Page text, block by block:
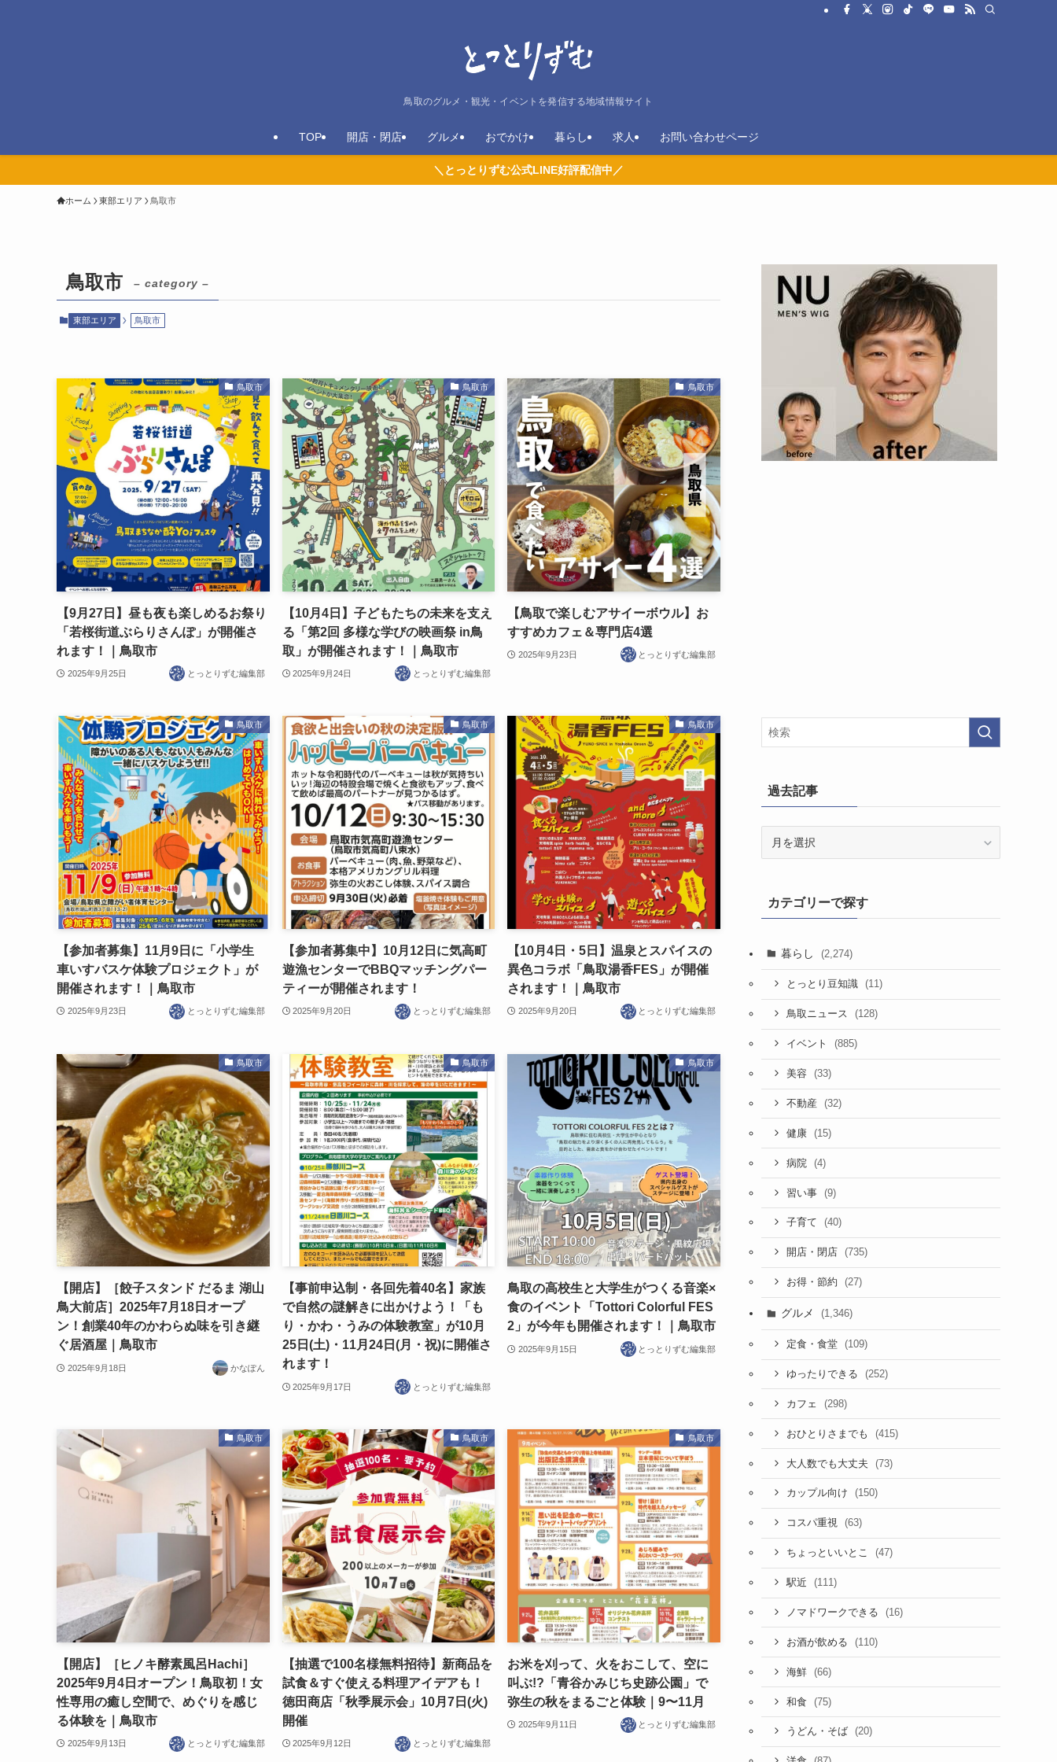
鳥取のグルメ・観光・イベントを発信する地域情報サイト
TOP 開店・閉店 グルメ おでかけ 暮らし 求人 お問い合わせページ
＼とっとりずむ公式LINE好評配信中／
ホーム 東部エリア 鳥取市
鳥取市 – category –
東部エリア 鳥取市
鳥取市
【9月27日】昼も夜も楽しめるお祭り
「若桜街道ぶらりさんぽ」が開催さ
れます！｜鳥取市
2025年9月25日 とっとりずむ編集部
鳥取市
【10月4日】子どもたちの未来を支え
る「第2回 多様な学びの映画祭 in鳥
取」が開催されます！｜鳥取市
2025年9月24日 とっとりずむ編集部
鳥取市
【鳥取で楽しむアサイーボウル】お
すすめカフェ＆専門店4選
2025年9月23日 とっとりずむ編集部
鳥取市
【参加者募集】11月9日に「小学生
車いすバスケ体験プロジェクト」が
開催されます！｜鳥取市
2025年9月23日 とっとりずむ編集部
鳥取市
【参加者募集中】10月12日に気高町
遊漁センターでBBQマッチングパー
ティーが開催されます！
2025年9月20日 とっとりずむ編集部
鳥取市
【10月4日・5日】温泉とスパイスの
異色コラボ「鳥取湯香FES」が開催
されます！｜鳥取市
2025年9月20日 とっとりずむ編集部
鳥取市
【開店】［餃子スタンド だるま 湖山
鳥大前店］2025年7月18日オープ
ン！創業40年のかわらぬ味を引き継
ぐ居酒屋｜鳥取市
2025年9月18日 かなぽん
鳥取市
【事前申込制・各回先着40名】家族
で自然の謎解きに出かけよう！「も
り・かわ・うみの体験教室」が10月
25日(土)・11月24日(月・祝)に開催さ
れます！
2025年9月17日 とっとりずむ編集部
鳥取市
鳥取の高校生と大学生がつくる音楽×
食のイベント「Tottori Colorful FES
2」が今年も開催されます！｜鳥取市
2025年9月15日 とっとりずむ編集部
鳥取市
【開店】［ヒノキ酵素風呂Hachi］
2025年9月4日オープン！鳥取初！女
性専用の癒し空間で、めぐりを感じ
る体験を｜鳥取市
2025年9月13日 とっとりずむ編集部
鳥取市
【抽選で100名様無料招待】新商品を
試食＆すぐ使える料理アイデアも！
徳田商店「秋季展示会」10月7日(火)
開催
2025年9月12日 とっとりずむ編集部
鳥取市
お米を刈って、火をおこして、空に
叫ぶ!?「青谷かみじち史跡公園」で
弥生の秋をまるごと体験｜9〜11月
2025年9月11日 とっとりずむ編集部
過去記事
カテゴリーで探す
暮らし (2,274)
とっとり豆知識 (11)
鳥取ニュース (128)
イベント (885)
美容 (33)
不動産 (32)
健康 (15)
病院 (4)
習い事 (9)
子育て (40)
開店・閉店 (735)
お得・節約 (27)
グルメ (1,346)
定食・食堂 (109)
ゆったりできる (252)
カフェ (298)
おひとりさまでも (415)
大人数でも大丈夫 (73)
カップル向け (150)
コスパ重視 (63)
ちょっといいとこ (47)
駅近 (111)
ノマドワークできる (16)
お酒が飲める (110)
海鮮 (66)
和食 (75)
うどん・そば (20)